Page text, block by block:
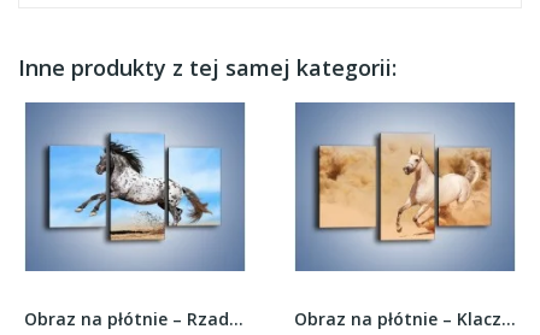
Inne produkty z tej samej kategorii:
Obraz na płótnie – Rzadko spotykany okaz konia... Obraz na płótnie – Klacz w tumanach piasku –...